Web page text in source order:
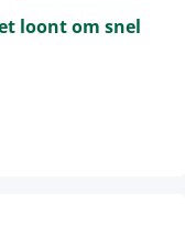
loont om snel